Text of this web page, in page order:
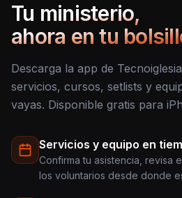
Tu ministerio,
ahora en tu
Descarga la app de
servicios, cursos, setlists y
vayas. Disponible gratis para
Servicios y equipo en
Confirma tu asistencia, revisa
los voluntarios desde donde